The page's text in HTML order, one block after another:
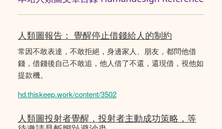
人類圖報告： 覺醒停止借錢給人的制約
常因不敢表達，不敢拒絕，身邊家人、朋友，都問他借
錢，借錢後自己不敢追，他人借了不還，還現借，視他如
提款機。
hd.thiskeep.work/content/3502
人類圖投射者覺醒，投射者主動成功策略，等